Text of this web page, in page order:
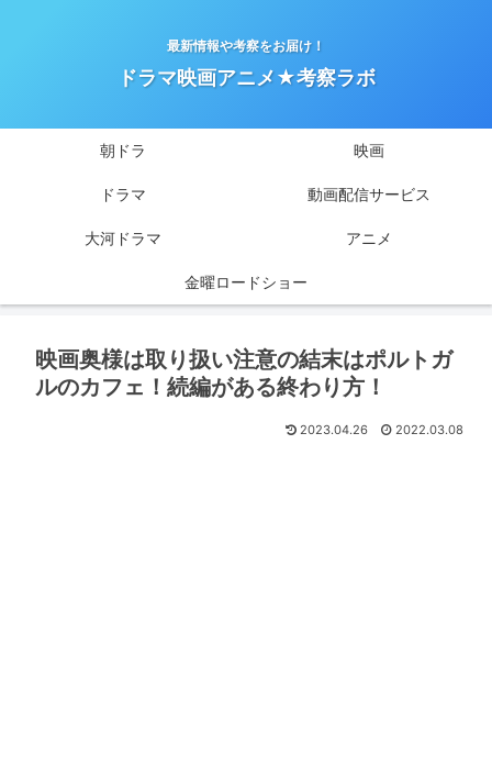
最新情報や考察をお届け！
ドラマ映画アニメ★考察ラボ
朝ドラ 映画
ドラマ 動画配信サービス
大河ドラマ アニメ
金曜ロードショー
映画奥様は取り扱い注意の結末はポルトガ
ルのカフェ！続編がある終わり方！
2023.04.26 2022.03.08